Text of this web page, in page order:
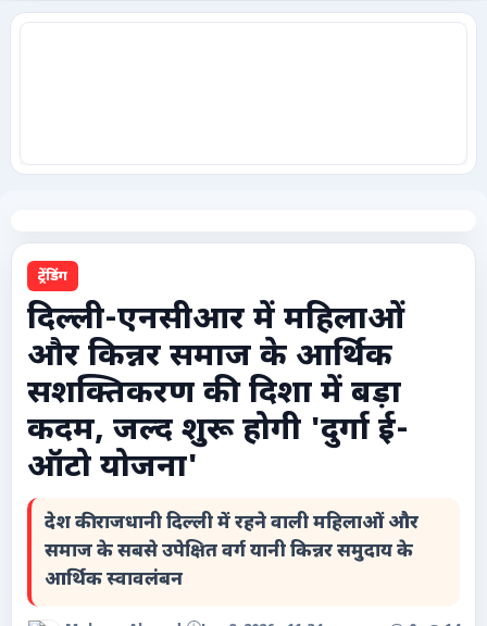
ट्रेंडिंग
टेक्नोलॉजी / गैजेट्स
लाइफस्टाइल
वायरल
स्पेशल
साहित्य
विशेष लेख
धर्म और अध्यात्म
ट्रेंडिंग
दिल्ली-एनसीआर में महिलाओं
और किन्नर समाज के आर्थिक
सशक्तिकरण की दिशा में बड़ा
कदम, जल्द शुरू होगी 'दुर्गा ई-
ऑटो योजना'
देश की राजधानी दिल्ली में रहने वाली महिलाओं और
समाज के सबसे उपेक्षित वर्ग यानी किन्नर समुदाय के
आर्थिक स्वावलंबन